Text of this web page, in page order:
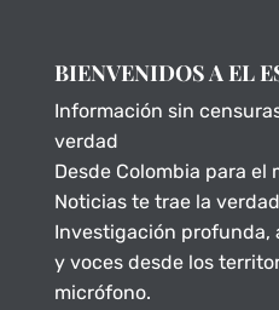
BIENVENIDOS A EL
Información sin
verdad
Desde Colombia para el
Noticias te trae la
Investigación profunda,
y voces desde los
micrófono.